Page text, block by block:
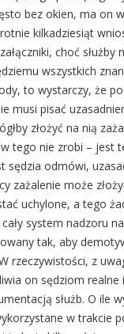
bez okien, ma on
kilkadziesiąt
choć służby
wszystkich
to wystarczy, że
musi pisać
złożyć na nią
tego nie zrobi – jest
sędzia odmówi,
zażalenie może
uchylone, a tego
system nadzoru
tak, aby
rzeczywistości, z
on sędziom realne
służb. O ile
w trakcie